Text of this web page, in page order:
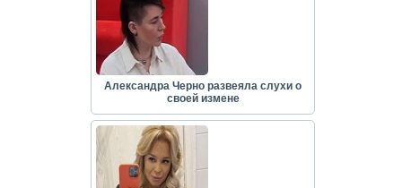
Александра Черно развеяла слухи о
своей измене